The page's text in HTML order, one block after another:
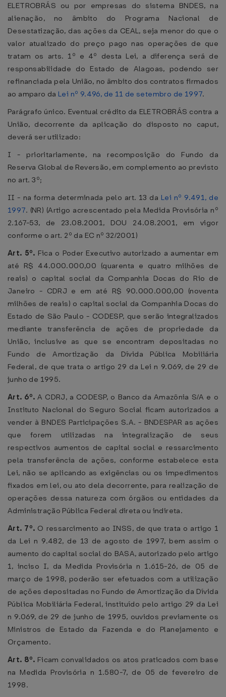
ELETROBRÁS ou por empresas do sistema BNDES, na
alienação, no âmbito do Programa Nacional de
Desestatização, das ações da CEAL, seja menor do que o
valor atualizado do preço pago nas operações de que
tratam os arts. 1º e 4º desta Lei, a diferença será de
responsabilidade do Estado de Alagoas, podendo ser
refinanciada pela União, no âmbito dos contratos firmados
ao amparo da Lei nº 9.496, de 11 de setembro de 1997.
Parágrafo único. Eventual crédito da ELETROBRÁS contra a
União, decorrente da aplicação do disposto no caput,
deverá ser utilizado:
I - prioritariamente, na recomposição do Fundo da
Reserva Global de Reversão, em complemento ao previsto
no art. 3º;
II - na forma determinada pelo art. 13 da Lei nº 9.491, de
1997. (NR) (Artigo acrescentado pela Medida Provisória nº
2.167-53, de 23.08.2001, DOU 24.08.2001, em vigor
conforme o art. 2º da EC nº 32/2001)
Art. 5º. Fica o Poder Executivo autorizado a aumentar em
até R$ 44.000.000,00 (quarenta e quatro milhões de
reais) o capital social da Companhia Docas do Rio de
Janeiro - CDRJ e em até R$ 90.000.000,00 (noventa
milhões de reais) o capital social da Companhia Docas do
Estado de São Paulo - CODESP, que serão integralizados
mediante transferência de ações de propriedade da
União, inclusive as que se encontram depositadas no
Fundo de Amortização da Dívida Pública Mobiliária
Federal, de que trata o artigo 29 da Lei n 9.069, de 29 de
junho de 1995.
Art. 6º.A CDRJ, a CODESP, o Banco da Amazônia S/A e o
Instituto Nacional do Seguro Social ficam autorizados a
vender à BNDES Participações S.A. - BNDESPAR as ações
que forem utilizadas na integralização de seus
respectivos aumentos de capital social e ressarcimento
pela transferência de ações, conforme estabelece esta
Lei, não se aplicando as exigências ou os impedimentos
fixados em lei, ou ato dela decorrente, para realização de
operações dessa natureza com órgãos ou entidades da
Administração Pública Federal direta ou indireta.
Art. 7º. O ressarcimento ao INSS, de que trata o artigo 1
da Lei n 9.482, de 13 de agosto de 1997, bem assim o
aumento do capital social do BASA, autorizado pelo artigo
1, inciso I, da Medida Provisória n 1.615-26, de 05 de
março de 1998, poderão ser efetuados com a utilização
de ações depositadas no Fundo de Amortização da Dívida
Pública Mobiliária Federal, instituído pelo artigo 29 da Lei
n 9.069, de 29 de junho de 1995, ouvidos previamente os
Ministros de Estado da Fazenda e do Planejamento e
Orçamento.
Art. 8º. Ficam convalidados os atos praticados com base
na Medida Provisória n 1.580-7, de 05 de fevereiro de
1998.